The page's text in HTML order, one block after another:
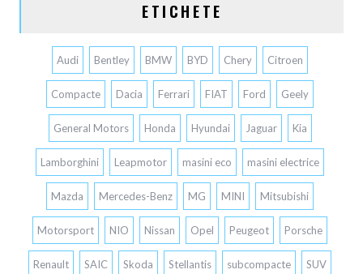
ETICHETE
Audi Bentley BMW BYD Chery Citroen
Compacte Dacia Ferrari FIAT Ford Geely
General Motors Honda Hyundai Jaguar Kia
Lamborghini Leapmotor masini eco masini electrice
Mazda Mercedes-Benz MG MINI Mitsubishi
Motorsport NIO Nissan Opel Peugeot Porsche
Renault SAIC Skoda Stellantis subcompacte SUV